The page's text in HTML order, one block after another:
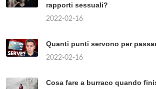
rapporti sessuali?
2022-02-16
Quanti punti servono per
2022-02-16
Cosa fare a burraco quando